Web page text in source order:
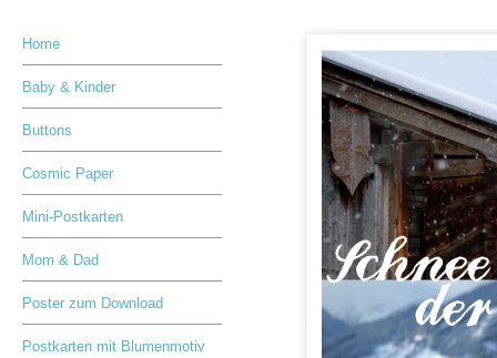
Home
Baby & Kinder
Buttons
Cosmic Paper
Mini-Postkarten
Mom & Dad
Poster zum Download
Postkarten mit Blumenmotiv